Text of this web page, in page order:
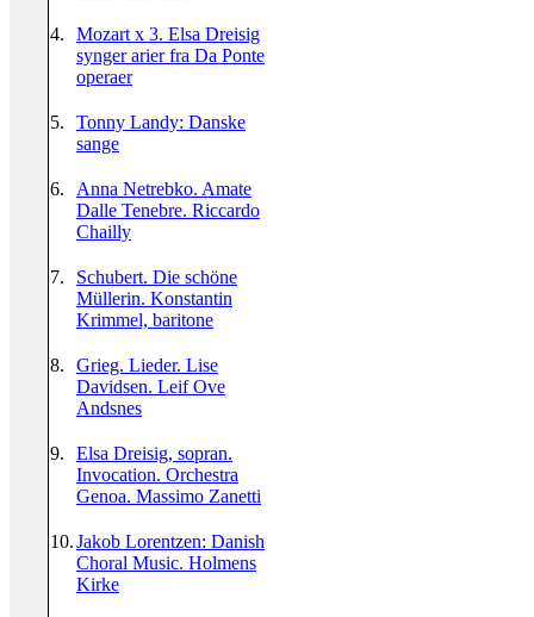
4.
Mozart x 3. Elsa Dreisig
synger arier fra Da Ponte
operaer
5.
Tonny Landy: Danske
sange
6.
Anna Netrebko. Amate
Dalle Tenebre. Riccardo
Chailly
7.
Schubert. Die schöne
Müllerin. Konstantin
Krimmel, baritone
8.
Grieg. Lieder. Lise
Davidsen. Leif Ove
Andsnes
9.
Elsa Dreisig, sopran.
Invocation. Orchestra
Genoa. Massimo Zanetti
10.Jakob Lorentzen: Danish
Choral Music. Holmens
Kirke